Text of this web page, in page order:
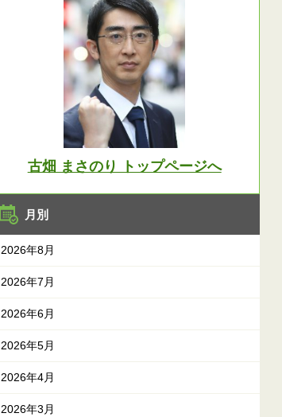
古畑 まさのり トップページへ
月別
2026年8月
2026年7月
2026年6月
2026年5月
2026年4月
2026年3月